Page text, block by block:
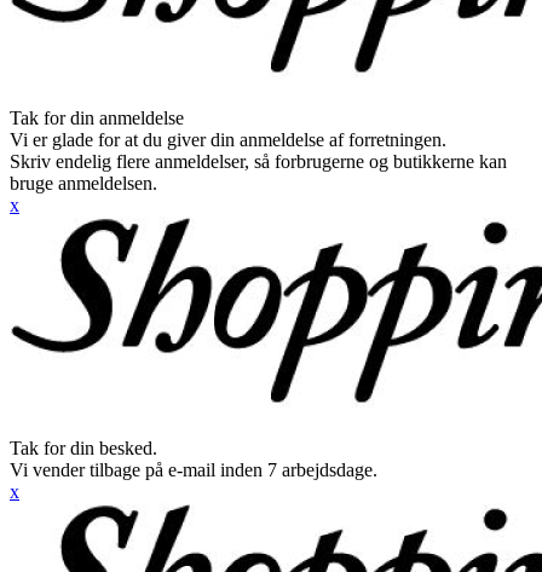
Tak for din anmeldelse
Vi er glade for at du giver din anmeldelse af forretningen.
Skriv endelig flere anmeldelser, så forbrugerne og butikkerne kan
bruge anmeldelsen.
x
Tak for din besked.
Vi vender tilbage på e-mail inden 7 arbejdsdage.
x